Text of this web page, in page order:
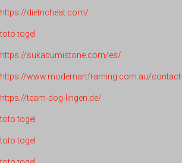
https://dietncheat.com/
toto togel
https://sukabumistone.com/es/
https://www.modernartframing.com.au/
https://team-dog-lingen.de/
toto togel
toto togel